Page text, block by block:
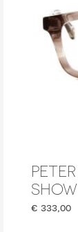
SHOW
€ 333,00